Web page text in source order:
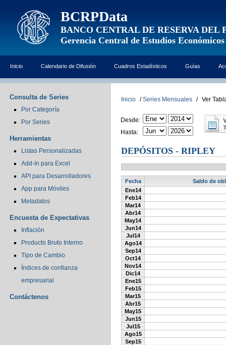
BCRPData
BANCO CENTRAL DE RESERVA DEL
Gerencia Central de Estudios Económicos
Inicio Calendario de Difusión Cuadros Estadísticos Guías
Consulta de Series
Por Categoría
Por Series
Herramientas
Listas Personalizadas
Add-In para Excel
API para Desarrolladores
App para Móviles
Metadatos
Encuesta de Expectativas
Inflación
Producto Bruto Interno
Tipo de Cambio
Índices de confianza
empresarial
Contáctenos
Inicio / Series Mensuales / Ver
Desde:
Hasta:
DEPÓSITOS - RIPLEY
Fecha
Saldo de
Ene14
Feb14
Mar14
Abr14
May14
Jun14
Jul14
Ago14
Sep14
Oct14
Nov14
Dic14
Ene15
Feb15
Mar15
Abr15
May15
Jun15
Jul15
Ago15
Sep15